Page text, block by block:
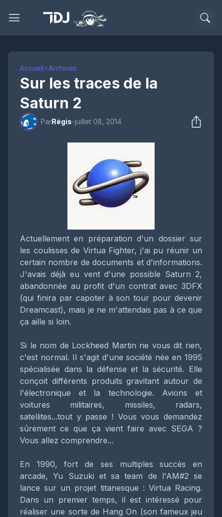
Accueil Archives
Sur les traces de la
Saturn 2
ParRégis-juillet 08, 2014
Actuellement en préparation d'un dossier sur
les coulisses de Virtua Fighter, j'ai pu réunir un
certain nombre de documents et d'informations.
J'avais déjà eu vent d'une possible Saturn 2,
abandonnée au profit d'un contrat avec 3DFX
(qui finira par capoter à son tour pour devenir
Dreamcast), mais je ne m'attendais pas à ce que
ça aille si loin.
Si le nom de Lockheed Martin ne vous dit rien,
c'est normal. Il s'agit d'une société née en 1995
spécialisée dans la défense et la sécurité. Elle
conçoit différents produits gravitant autour de
l'électronique et la technologie. Avions et
voitures militaires, missiles, radars,
satellites...tout y passe ! Vous vous demandez
sûrement ce que ça vient faire avec SEGA ?
Vous allez comprendre...
En 1990, fort de ses multiples succès en
arcade, Yu Suzuki et sa team de l'AM#2 se
lance sur un projet titanesque : Virtua Racing.
Dans un premier temps, il est intéressé pour
réaliser une sorte de Hang On (son fameux jeu